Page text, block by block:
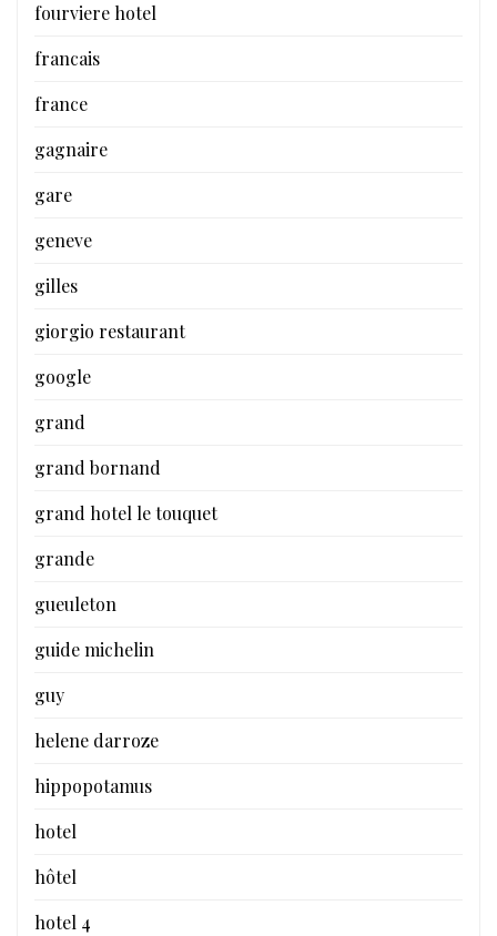
fourviere hotel
francais
france
gagnaire
gare
geneve
gilles
giorgio restaurant
google
grand
grand bornand
grand hotel le touquet
grande
gueuleton
guide michelin
guy
helene darroze
hippopotamus
hotel
hôtel
hotel 4